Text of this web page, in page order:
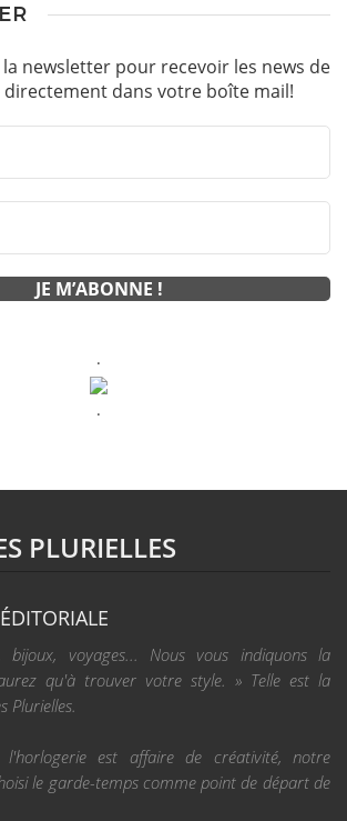
la newsletter pour recevoir les news de
dans votre boîte mail!
.
.
PLURIELLES
bijoux, voyages... Nous vous indiquons la
qu'à trouver votre style. » Telle est la
Plurielles.
est affaire de créativité, notre
le garde-temps comme point de départ de